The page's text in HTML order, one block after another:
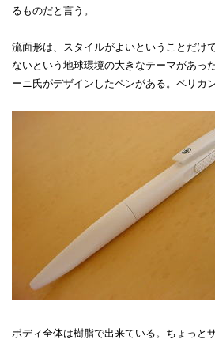
るものだと言う。
流面形は、スタイルがよいということだけ
ないという地球環境の大きなテーマがあっ
ーニ氏がデザインしたペンがある。ペリカ
ボディ全体は樹脂で出来ている。ちょっと